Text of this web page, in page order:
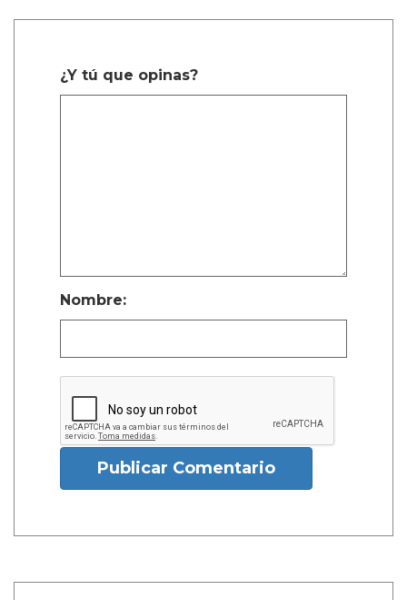
¿Y tú que opinas?
Nombre:
Publicar Comentario